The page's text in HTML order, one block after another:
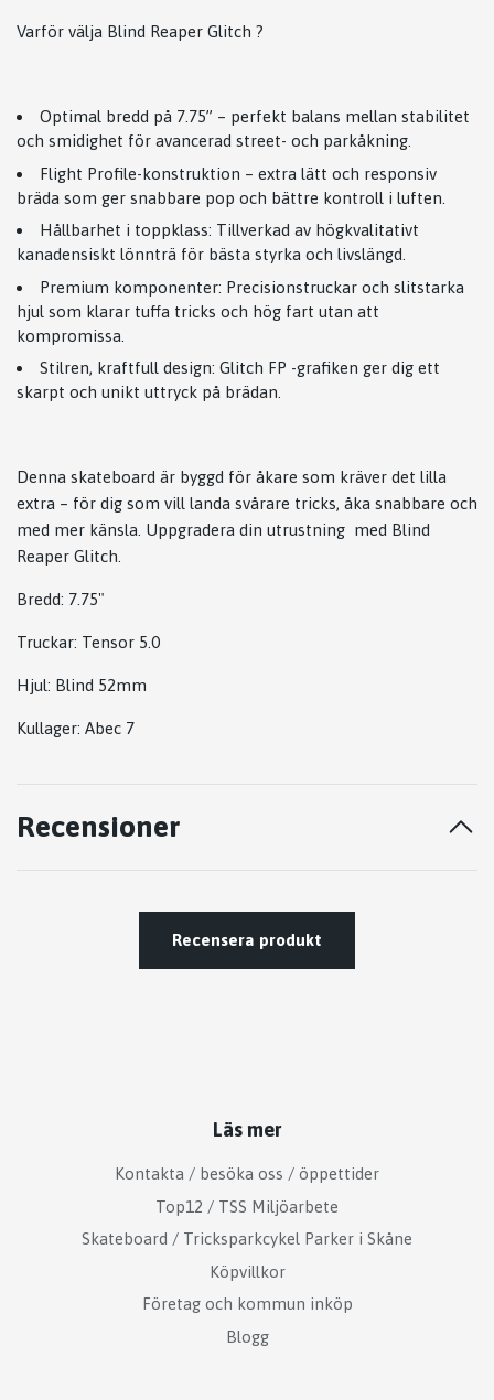
Varför välja Blind Reaper Glitch ?
Optimal bredd på 7.75” – perfekt balans mellan stabilitet
och smidighet för avancerad street- och parkåkning.
Flight Profile-konstruktion – extra lätt och responsiv
bräda som ger snabbare pop och bättre kontroll i luften.
Hållbarhet i toppklass: Tillverkad av högkvalitativt
kanadensiskt lönnträ för bästa styrka och livslängd.
Premium komponenter: Precisionstruckar och slitstarka
hjul som klarar tuffa tricks och hög fart utan att
kompromissa.
Stilren, kraftfull design: Glitch FP -grafiken ger dig ett
skarpt och unikt uttryck på brädan.
Denna skateboard är byggd för åkare som kräver det lilla
extra – för dig som vill landa svårare tricks, åka snabbare och
med mer känsla. Uppgradera din utrustning med Blind
Reaper Glitch.
Bredd: 7.75"
Truckar: Tensor 5.0
Hjul: Blind 52mm
Kullager: Abec 7
Recensioner
Recensera produkt
Läs mer
Kontakta / besöka oss / öppettider
Top12 / TSS Miljöarbete
Skateboard / Tricksparkcykel Parker i Skåne
Köpvillkor
Företag och kommun inköp
Blogg